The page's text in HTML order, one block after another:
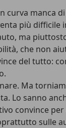
curva manca
più difficile
ma
che non
del tutto:
Ma
Lo sanno
convince
sulle